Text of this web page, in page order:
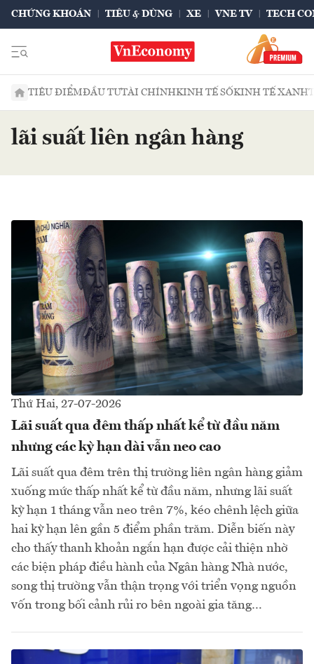
CHỨNG KHOÁN TIÊU & DÙNG XE VNE TV TECH
TIÊU ĐIỂMĐẦU TƯTÀI CHÍNHKINH TẾ SỐKINH TẾ XANH
lãi suất liên ngân hàng
Thứ Hai, 27-07-2026
Lãi suất qua đêm thấp nhất kể từ đầu năm
nhưng các kỳ hạn dài vẫn neo cao
Lãi suất qua đêm trên thị trường liên ngân hàng giảm
xuống mức thấp nhất kể từ đầu năm, nhưng lãi suất
kỳ hạn 1 tháng vẫn neo trên 7%, kéo chênh lệch giữa
hai kỳ hạn lên gần 5 điểm phần trăm. Diễn biến này
cho thấy thanh khoản ngắn hạn được cải thiện nhờ
các biện pháp điều hành của Ngân hàng Nhà nước,
song thị trường vẫn thận trọng với triển vọng nguồn
vốn trong bối cảnh rủi ro bên ngoài gia tăng…